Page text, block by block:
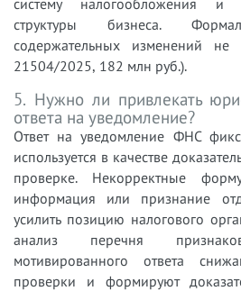
структуры бизнеса.
содержательных изменений
21504/2025, 182 млн руб.).
5. Нужно ли привлекать
ответа на уведомление?
Ответ на уведомление ФНС
используется в качестве
проверке. Некорректные
информация или признание
усилить позицию налогового
анализ перечня
мотивированного ответа
проверки и формируют